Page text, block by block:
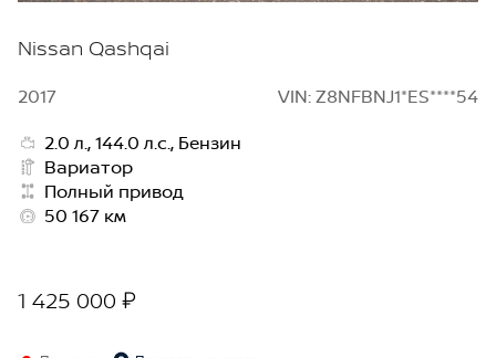
Nissan Qashqai
2017
VIN: Z8NFBNJ1*ES****54
2.0 л., 144.0 л.с., Бензин
Вариатор
Полный привод
50 167 км
1 425 000 ₽